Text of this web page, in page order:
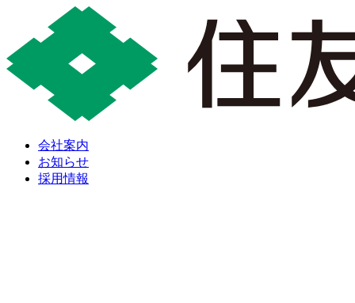
会社案内
お知らせ
採用情報